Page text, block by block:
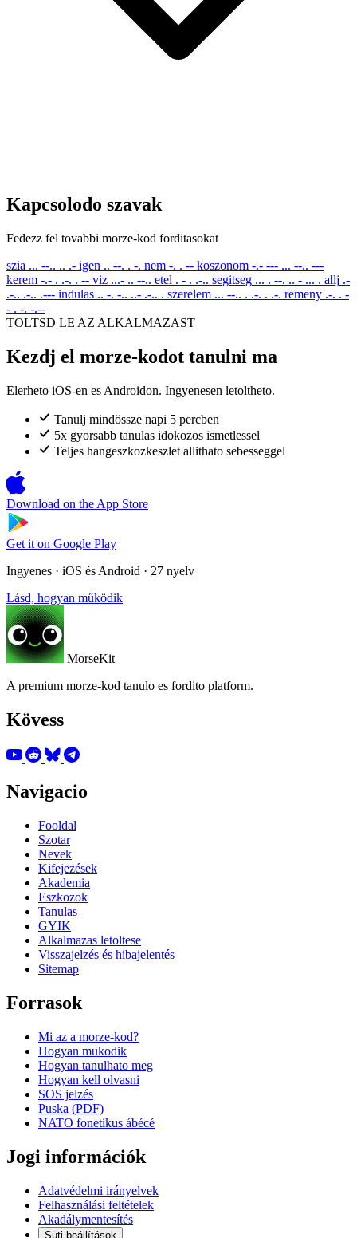
Kapcsolodo szavak
Fedezz fel tovabbi morze-kod forditasokat
szia ... --.. .. .- igen .. --. . -. nem -. . -- koszonom -.- --- ... --.. ---
kerem -.- . .-. . -- viz ...- .. --.. etel . - . .-.. segitseg ... . --. .. - ... . allj .-
.-.. .-.. .--- indulas .. -. -.. ..- .-.. . szerelem ... --.. . .-. . .-. remeny .-. . -
- . -. -.--
TOLTSD LE AZ ALKALMAZAST
Kezdj el morze-kodot tanulni ma
Elerheto iOS-en es Androidon. Ingyenesen letoltheto.
Tanulj mindössze napi 5 percben
5x gyorsabb tanulas idokozos ismetlessel
Teljes hangeszkozkeszlet allithato sebesseggel
Download on the App Store
Get it on Google Play
Ingyenes · iOS és Android · 27 nyelv
Lásd, hogyan működik
MorseKit
A premium morze-kod tanulo es fordito platform.
Kövess
Navigacio
Fooldal
Szotar
Nevek
Kifejezések
Akademia
Eszkozok
Tanulas
GYIK
Alkalmazas letoltese
Visszajelzés és hibajelentés
Sitemap
Forrasok
Mi az a morze-kod?
Hogyan mukodik
Hogyan tanulhato meg
Hogyan kell olvasni
SOS jelzés
Puska (PDF)
NATO fonetikus ábécé
Jogi információk
Adatvédelmi irányelvek
Felhasználási feltételek
Akadálymentesítés
Süti beállítások